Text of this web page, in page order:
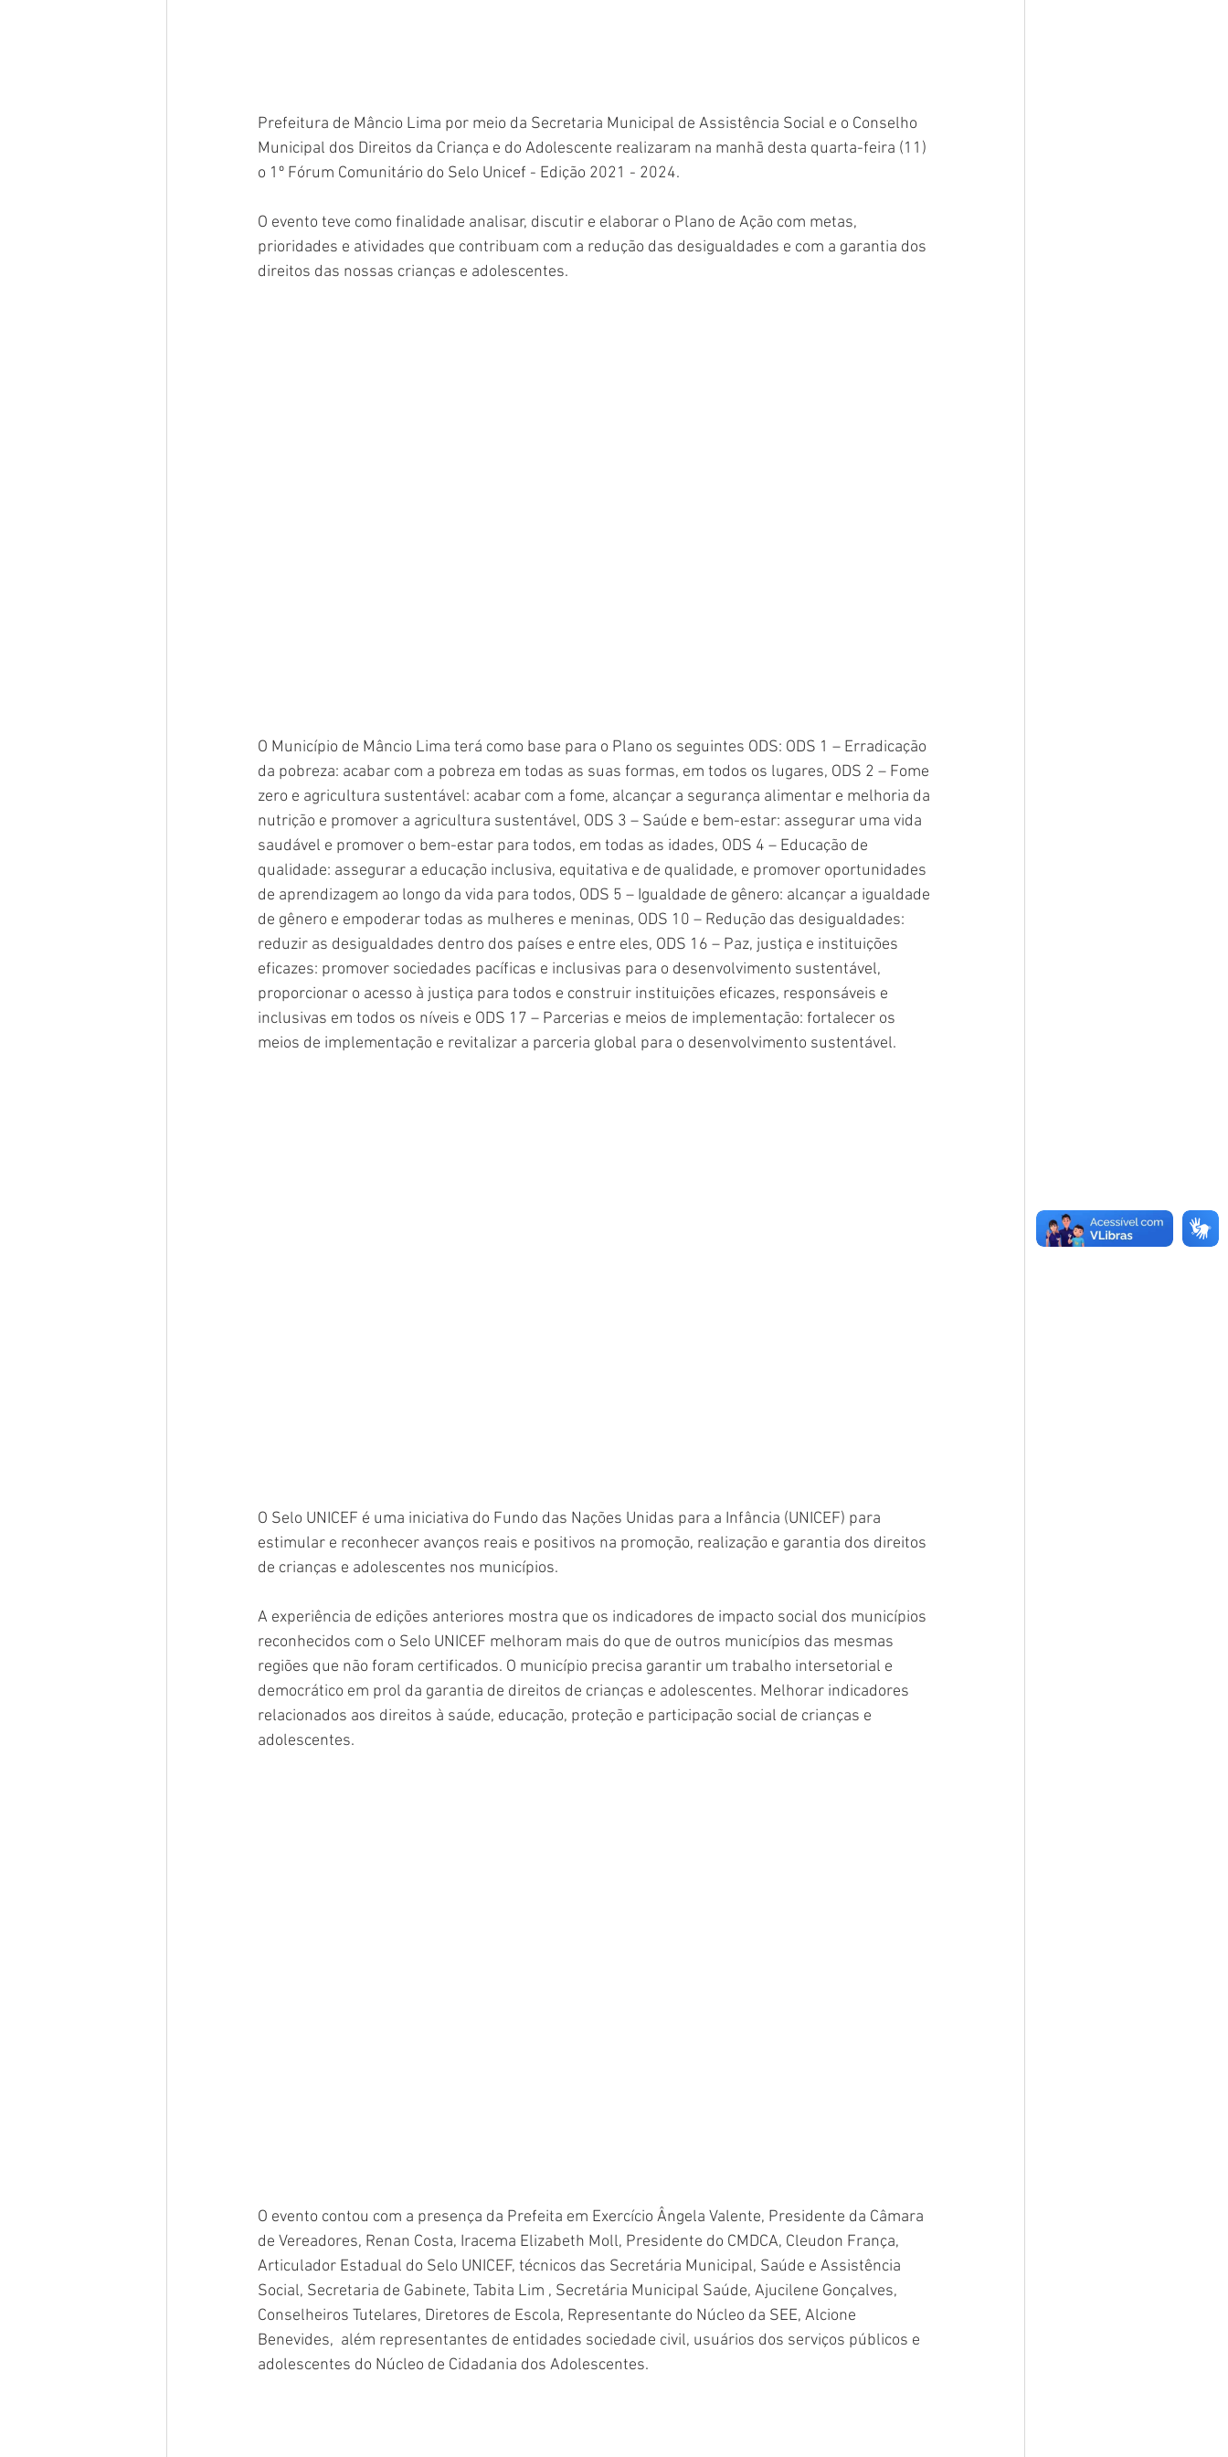
Prefeitura de Mâncio Lima por meio da Secretaria Municipal de Assistência Social e o Conselho
Municipal dos Direitos da Criança e do Adolescente realizaram na manhã desta quarta-feira (11)
o 1º Fórum Comunitário do Selo Unicef - Edição 2021 - 2024.
O evento teve como finalidade analisar, discutir e elaborar o Plano de Ação com metas,
prioridades e atividades que contribuam com a redução das desigualdades e com a garantia dos
direitos das nossas crianças e adolescentes.
O Município de Mâncio Lima terá como base para o Plano os seguintes ODS: ODS 1 – Erradicação
da pobreza: acabar com a pobreza em todas as suas formas, em todos os lugares, ODS 2 – Fome
zero e agricultura sustentável: acabar com a fome, alcançar a segurança alimentar e melhoria da
nutrição e promover a agricultura sustentável, ODS 3 – Saúde e bem-estar: assegurar uma vida
saudável e promover o bem-estar para todos, em todas as idades, ODS 4 – Educação de
qualidade: assegurar a educação inclusiva, equitativa e de qualidade, e promover oportunidades
de aprendizagem ao longo da vida para todos, ODS 5 – Igualdade de gênero: alcançar a igualdade
de gênero e empoderar todas as mulheres e meninas, ODS 10 – Redução das desigualdades:
reduzir as desigualdades dentro dos países e entre eles, ODS 16 – Paz, justiça e instituições
eficazes: promover sociedades pacíficas e inclusivas para o desenvolvimento sustentável,
proporcionar o acesso à justiça para todos e construir instituições eficazes, responsáveis e
inclusivas em todos os níveis e ODS 17 – Parcerias e meios de implementação: fortalecer os
meios de implementação e revitalizar a parceria global para o desenvolvimento sustentável.
O Selo UNICEF é uma iniciativa do Fundo das Nações Unidas para a Infância (UNICEF) para
estimular e reconhecer avanços reais e positivos na promoção, realização e garantia dos direitos
de crianças e adolescentes nos municípios.
A experiência de edições anteriores mostra que os indicadores de impacto social dos municípios
reconhecidos com o Selo UNICEF melhoram mais do que de outros municípios das mesmas
regiões que não foram certificados. O município precisa garantir um trabalho intersetorial e
democrático em prol da garantia de direitos de crianças e adolescentes. Melhorar indicadores
relacionados aos direitos à saúde, educação, proteção e participação social de crianças e
adolescentes.
O evento contou com a presença da Prefeita em Exercício Ângela Valente, Presidente da Câmara
de Vereadores, Renan Costa, Iracema Elizabeth Moll, Presidente do CMDCA, Cleudon França,
Articulador Estadual do Selo UNICEF, técnicos das Secretária Municipal, Saúde e Assistência
Social, Secretaria de Gabinete, Tabita Lim , Secretária Municipal Saúde, Ajucilene Gonçalves,
Conselheiros Tutelares, Diretores de Escola, Representante do Núcleo da SEE, Alcione
Benevides,  além representantes de entidades sociedade civil, usuários dos serviços públicos e
adolescentes do Núcleo de Cidadania dos Adolescentes.